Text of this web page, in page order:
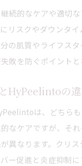
続的なケアや適切
リスクやダウンタイ
の肌質やライフス
敗を防ぐポイントと
HyPeelintoの
は、どちら
なケアですが、そ
異なります。クリス
ー促進と炎症抑制